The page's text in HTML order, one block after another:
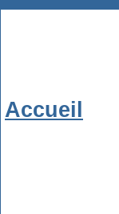
Accueil